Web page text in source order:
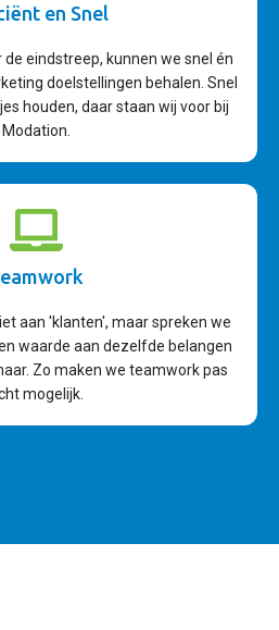
en Snel
eindstreep, kunnen we snel én
doelstellingen behalen. Snel
houden, daar staan wij voor bij
Modation.
aan 'klanten', maar spreken we
waarde aan dezelfde belangen
Zo maken we teamwork pas
mogelijk.